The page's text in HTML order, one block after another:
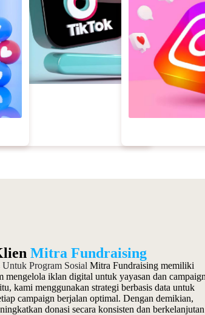
Mitra Fundraising
Untuk Program Sosial Mitra Fundraising memiliki
mengelola iklan digital untuk yayasan dan
kami menggunakan strategi berbasis data untuk
campaign berjalan optimal. Dengan demikian,
donasi secara konsisten dan